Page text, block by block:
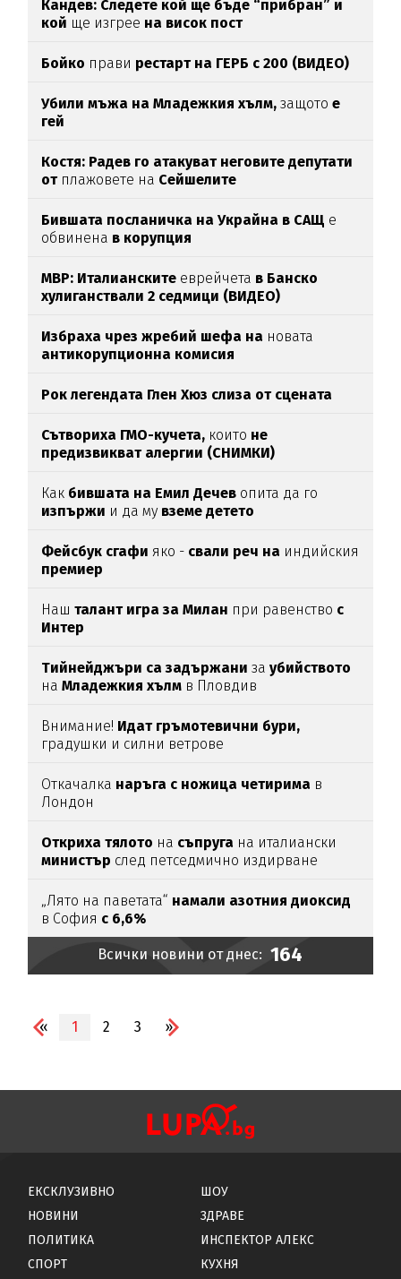
Кандев: Следете кой ще бъде “прибран” и
кой ще изгрее на висок пост
Бойко прави рестарт на ГЕРБ с 200 (ВИДЕО)
Убили мъжа на Младежкия хълм,защото е
гей
Костя: Радев го атакуват неговите депутати
отплажовете на Сейшелите
Бившата посланичка на Украйна в САЩ е
обвинена в корупция
МВР: Италианските еврейчета в Банско
хулиганствали 2 седмици (ВИДЕО)
Избраха чрез жребий шефа на новата
антикорупционна комисия
Рок легендата Глен Хюз слиза от сцената
Сътвориха ГМО-кучета, които не
предизвикват алергии (СНИМКИ)
Как бившата на Емил Дечев опита да го
изпържи и да му вземе детето
Фейсбук сгафи яко - свали реч на индийския
премиер
Нашталант игра за Милан при равенство с
Интер
Тийнейджъри са задържани за убийството
наМладежкия хълм в Пловдив
Внимание! Идат гръмотевични бури,
градушки и силни ветрове
Откачалка наръга с ножица четирима в
Лондон
Откриха тялото на съпруга на италиански
министър след петседмично издирване
„Лято на паветата“ намали азотния диоксид
в София с 6,6%
Всички новини от днес: 164
« 1 2 3 »
ЕКСКЛУЗИВНО
НОВИНИ
ПОЛИТИКА
СПОРТ
ШОУ
ЗДРАВЕ
ИНСПЕКТОР АЛЕКС
КУХНЯ